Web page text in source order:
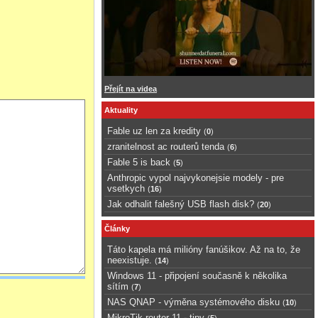
Přejít na videa
Aktuality
Fable uz len za kredity (0)
zranitelnost ac routerů tenda (6)
Fable 5 is back (5)
Anthropic vypol najvykonejsie modely - pre
vsetkych (16)
Jak odhalit falešný USB flash disk? (20)
Články
Táto kapela má milióny fanúšikov. Až na to, že
neexistuje.
(14)
Windows 11 - připojení současně k několika
sítím (7)
NAS QNAP - výměna systémového disku (10)